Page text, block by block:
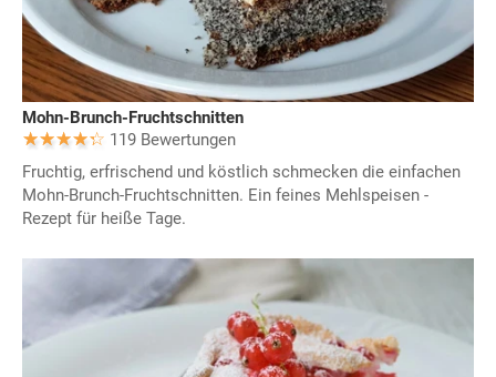
Mohn-Brunch-Fruchtschnitten
119 Bewertungen
Fruchtig, erfrischend und köstlich schmecken die einfachen
Mohn-Brunch-Fruchtschnitten. Ein feines Mehlspeisen -
Rezept für heiße Tage.